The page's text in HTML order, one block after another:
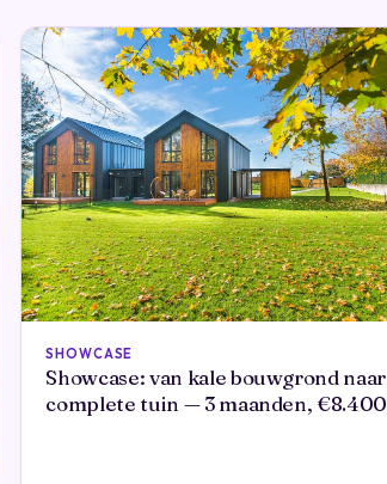
SHOWCASE
Showcase: van kale bouwgrond naar
complete tuin — 3 maanden, €8.400